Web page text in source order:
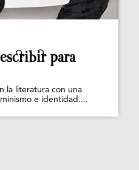
para
la literatura con una
e identidad....